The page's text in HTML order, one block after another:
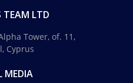
TEAM LTD
Tower, of. 11,
Cyprus
MEDIA